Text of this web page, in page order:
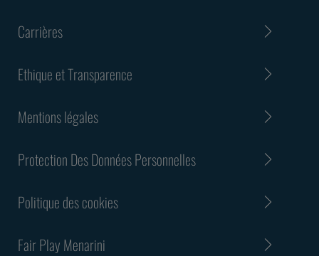
Carrières
Ethique et Transparence
Mentions légales
Protection Des Données Personnelles
Politique des cookies
Fair Play Menarini